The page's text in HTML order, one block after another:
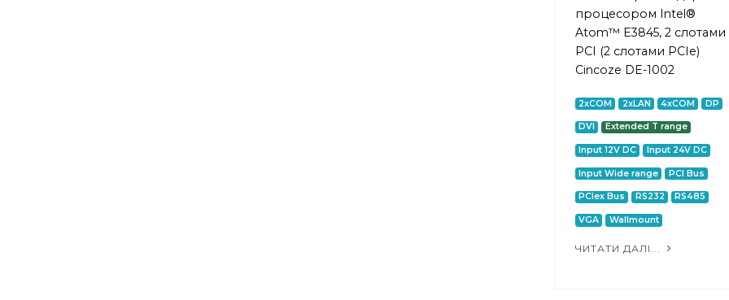
процесором Intel®
Atom™ E3845, 2 слотами
PCI (2 слотами PCIe)
Cincoze DE-1002
2xCOM 2xLAN 4xCOM DP
DVI Extended T range
Input 12V DC Input 24V DC
Input Wide range PCI Bus
PCIex Bus RS232 RS485
VGA Wallmount
ЧИТАТИ ДАЛІ...